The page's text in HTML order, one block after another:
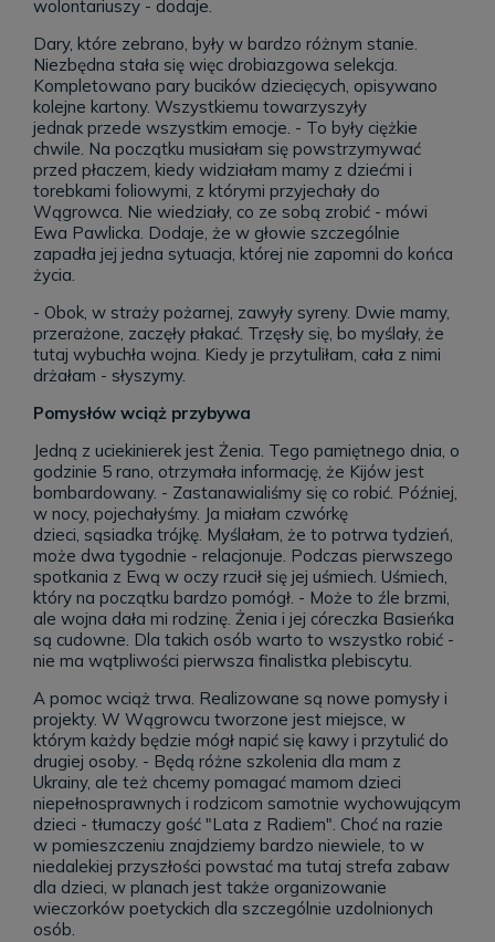
wolontariuszy - dodaje.
Dary, które zebrano, były w bardzo różnym stanie.
Niezbędna stała się więc drobiazgowa selekcja.
Kompletowano pary bucików dziecięcych, opisywano
kolejne kartony. Wszystkiemu towarzyszyły
jednak przede wszystkim emocje. - To były ciężkie
chwile. Na początku musiałam się powstrzymywać
przed płaczem, kiedy widziałam mamy z dziećmi i
torebkami foliowymi, z którymi przyjechały do
Wągrowca. Nie wiedziały, co ze sobą zrobić - mówi
Ewa Pawlicka. Dodaje, że w głowie szczególnie
zapadła jej jedna sytuacja, której nie zapomni do końca
życia.
- Obok, w straży pożarnej, zawyły syreny. Dwie mamy,
przerażone, zaczęły płakać. Trzęsły się, bo myślały, że
tutaj wybuchła wojna. Kiedy je przytuliłam, cała z nimi
drżałam - słyszymy.
Pomysłów wciąż przybywa
Jedną z uciekinierek jest Żenia. Tego pamiętnego dnia, o
godzinie 5 rano, otrzymała informację, że Kijów jest
bombardowany. - Zastanawialiśmy się co robić. Później,
w nocy, pojechałyśmy. Ja miałam czwórkę
dzieci, sąsiadka trójkę. Myślałam, że to potrwa tydzień,
może dwa tygodnie - relacjonuje. Podczas pierwszego
spotkania z Ewą w oczy rzucił się jej uśmiech. Uśmiech,
który na początku bardzo pomógł. - Może to źle brzmi,
ale wojna dała mi rodzinę. Żenia i jej córeczka Basieńka
są cudowne. Dla takich osób warto to wszystko robić -
nie ma wątpliwości pierwsza finalistka plebiscytu.
A pomoc wciąż trwa. Realizowane są nowe pomysły i
projekty. W Wągrowcu tworzone jest miejsce, w
którym każdy będzie mógł napić się kawy i przytulić do
drugiej osoby. - Będą różne szkolenia dla mam z
Ukrainy, ale też chcemy pomagać mamom dzieci
niepełnosprawnych i rodzicom samotnie wychowującym
dzieci - tłumaczy gość "Lata z Radiem". Choć na razie
w pomieszczeniu znajdziemy bardzo niewiele, to w
niedalekiej przyszłości powstać ma tutaj strefa zabaw
dla dzieci, w planach jest także organizowanie
wieczorków poetyckich dla szczególnie uzdolnionych
osób.